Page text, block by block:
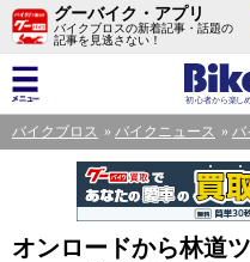
グーバイク・アプリ
バイクブロスの新着記事・話題の
記事を見逃さない！
バイクブロス バイクニュース バ
オンロードから林道